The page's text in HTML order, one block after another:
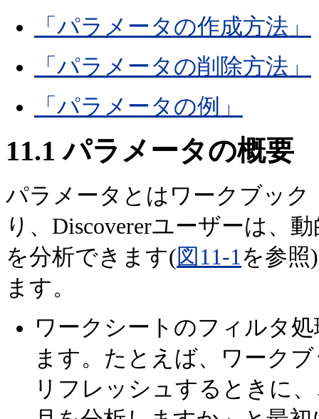
「パラメータの作成方法」
「パラメータの削除方法」
「パラメータの例」
11.1 パラメータの概要
パラメータとはワークブッ
り、Discovererユーザーは、
を分析できます(図11-1 を参照
ます。
ワークシートのフィルタ
ます。たとえば、ワーク
リフレッシュするときに